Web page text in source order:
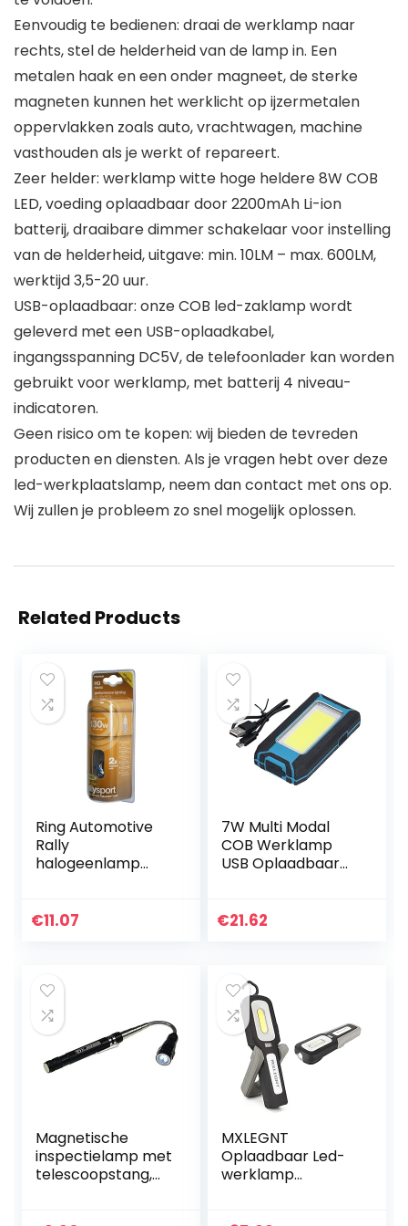
Eenvoudig te bedienen: draai de werklamp naar
rechts, stel de helderheid van de lamp in. Een
metalen haak en een onder magneet, de sterke
magneten kunnen het werklicht op ijzermetalen
oppervlakken zoals auto, vrachtwagen, machine
vasthouden als je werkt of repareert.
Zeer helder: werklamp witte hoge heldere 8W COB
LED, voeding oplaadbaar door 2200mAh Li-ion
batterij, draaibare dimmer schakelaar voor instelling
van de helderheid, uitgave: min. 10LM – max. 600LM,
werktijd 3,5-20 uur.
USB-oplaadbaar: onze COB led-zaklamp wordt
geleverd met een USB-oplaadkabel,
ingangsspanning DC5V, de telefoonlader kan worden
gebruikt voor werklamp, met batterij 4 niveau-
indicatoren.
Geen risico om te kopen: wij bieden de tevreden
producten en diensten. Als je vragen hebt over deze
led-werkplaatslamp, neem dan contact met ons op.
Wij zullen je probleem zo snel mogelijk oplossen.
Related Products
Ring Automotive
Rally
halogeenlamp
€11.07
7W Multi Modal
COB Werklamp
USB Oplaadbaar
COB
€21.62
Magnetische
inspectielamp met
telescoopstang,
MXLEGNT
Oplaadbaar Led-
werklamp